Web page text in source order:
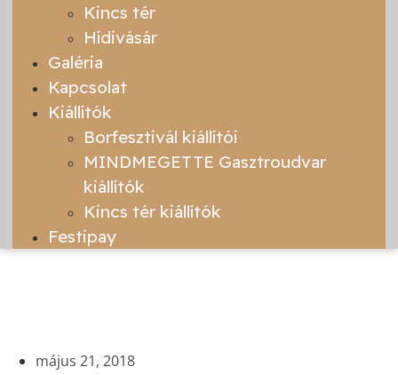
Kincs tér
Hídivásár
Galéria
Kapcsolat
Kiállítók
Borfesztivál kiállítói
MINDMEGETTE Gasztroudvar
kiállítók
Kincs tér kiállítók
Festipay
május 21, 2018